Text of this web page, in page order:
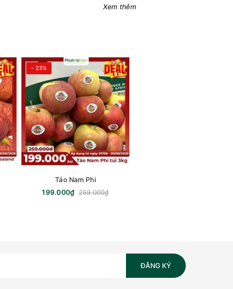
Xem thêm
- 23%
Táo Nam Phi
199.000₫ 259.000₫
ĐĂNG KÝ